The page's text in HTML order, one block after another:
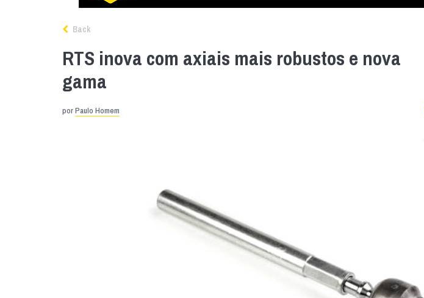
Back
RTS inova com axiais mais robustos e nova
gama
porPaulo Homem